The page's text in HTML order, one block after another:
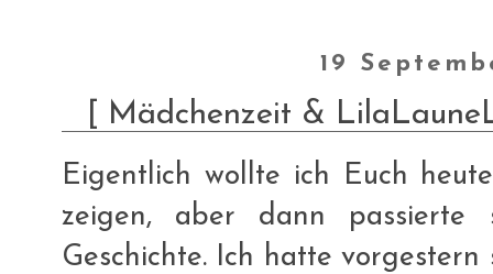
19
[ Mädchenzeit &
Eigentlich wollte ich Euch
zeigen, aber dann passierte
Geschichte. Ich hatte